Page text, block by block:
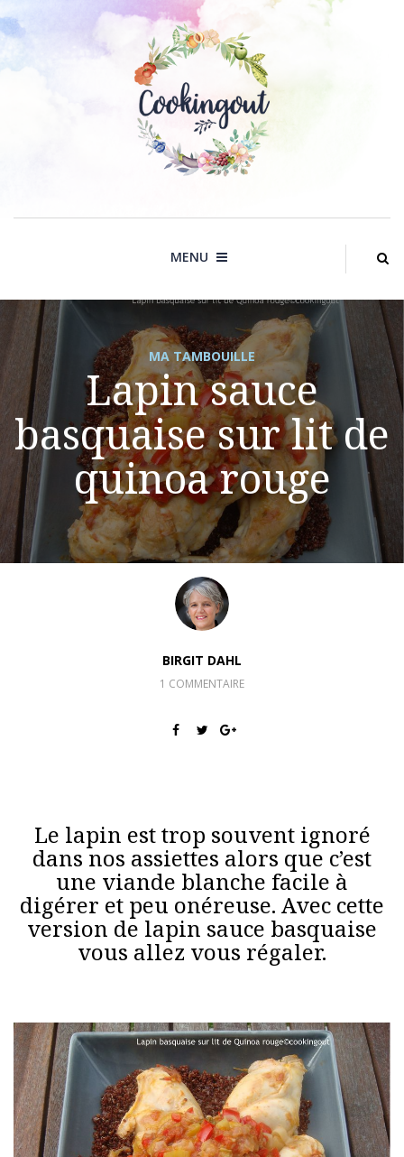
to
MENU
MA TAMBOUILLE
Lapin sauce
basquaise sur lit de
quinoa rouge
BIRGIT DAHL
1 COMMENTAIRE
Le lapin est trop souvent ignoré
dans nos assiettes alors que c’est
une viande blanche facile à
digérer et peu onéreuse. Avec cette
version de lapin sauce basquaise
vous allez vous régaler.